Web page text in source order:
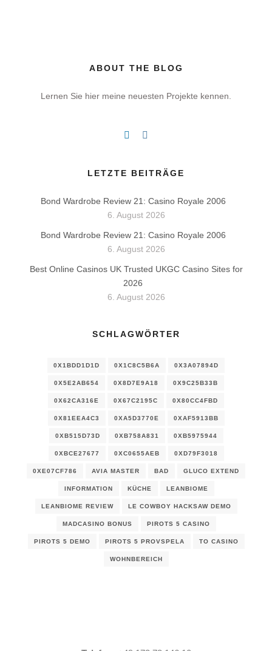
ABOUT THE BLOG
Lernen Sie hier meine neuesten Projekte kennen.
LETZTE BEITRÄGE
Bond Wardrobe Review 21: Casino Royale 2006
6. August 2026
Bond Wardrobe Review 21: Casino Royale 2006
6. August 2026
Best Online Casinos UK Trusted UKGC Casino Sites for
2026
6. August 2026
SCHLAGWÖRTER
0X1BDD1D1D 0X1C8C5B6A 0X3A07894D
0X5E2AB654 0X8D7E9A18 0X9C25B33B
0X62CA316E 0X67C2195C 0X80CC4FBD
0X81EEA4C3 0XA5D3770E 0XAF5913BB
0XB515D73D 0XB758A831 0XB5975944
0XBCE27677 0XC0655AEB 0XD79F3018
0XE07CF786 AVIA MASTER BAD GLUCO EXTEND
INFORMATION KÜCHE LEANBIOME
LEANBIOME REVIEW LE COWBOY HACKSAW DEMO
MADCASINO BONUS PIROTS 5 CASINO
PIROTS 5 DEMO PIROTS 5 PROVSPELA TO CASINO
WOHNBEREICH